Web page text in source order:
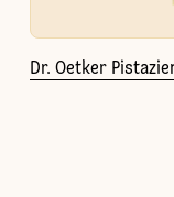
Dr. Oetker